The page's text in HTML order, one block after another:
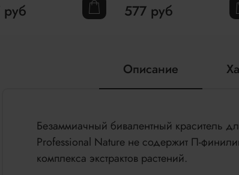
руб 577 руб
Описание
Безаммиачный бивалентный краситель
Professional Nature не содержит П-
комплекса экстрактов растений.